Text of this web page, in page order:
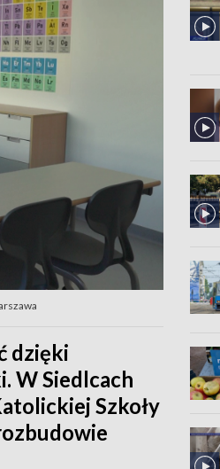
dzięki
W Siedlcach
Szkoły